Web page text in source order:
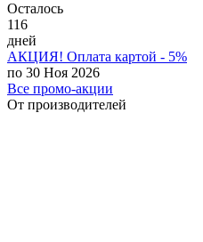
Осталось
116
дней
АКЦИЯ! Оплата картой - 5%
по 30 Ноя 2026
Все промо-акции
От производителей